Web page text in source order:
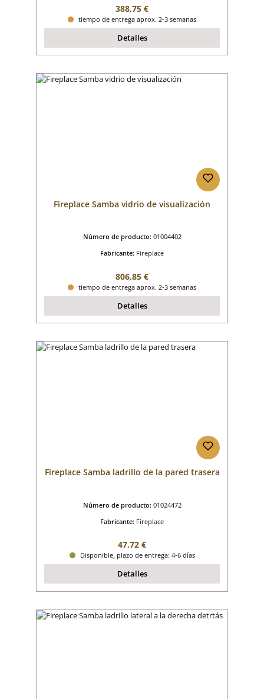
Precio normal:
388,75 €
tiempo de entrega aprox. 2-3 semanas
Detalles
Fireplace Samba vidrio de visualización
Número de producto: 01004402
Fabricante: Fireplace
Precio normal:
806,85 €
tiempo de entrega aprox. 2-3 semanas
Detalles
Fireplace Samba ladrillo de la pared trasera
Número de producto: 01024472
Fabricante: Fireplace
Precio normal:
47,72 €
Disponible, plazo de entrega: 4-6 días
Detalles